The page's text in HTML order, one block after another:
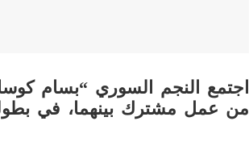
اجتمع النجم السوري “بسام
من عمل مشترك بينهما، في